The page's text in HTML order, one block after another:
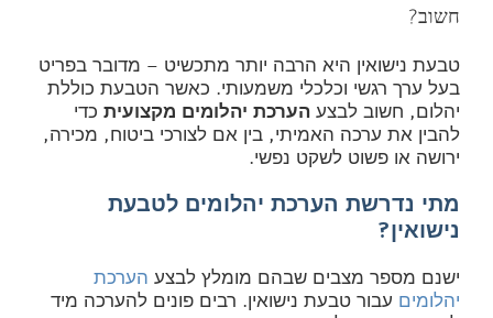
חשוב?
טבעת נישואין היא הרבה יותר מתכשיט – מדובר בפריט
בעל ערך רגשי וכלכלי משמעותי. כאשר הטבעת כוללת
יהלום, חשוב לבצע הערכת יהלומים מקצועית כדי
להבין את ערכה האמיתי, בין אם לצורכי ביטוח, מכירה,
ירושה או פשוט לשקט נפשי.
מתי נדרשת הערכת יהלומים לטבעת
נישואין?
ישנם מספר מצבים שבהם מומלץ לבצע הערכת
יהלומים עבור טבעת נישואין. רבים פונים להערכה מיד